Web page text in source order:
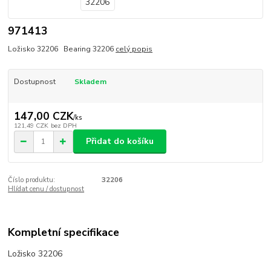
971413
Ložisko 32206 Bearing 32206 celý popis
Dostupnost Skladem
147,00 CZK/ks
121,49 CZK bez DPH
Přidat do košíku
Číslo produktu:
32206
Hlídat cenu / dostupnost
Kompletní specifikace
Ložisko 32206